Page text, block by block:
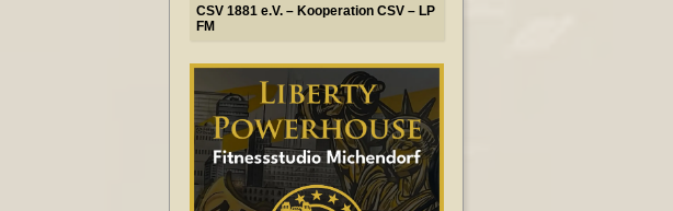
CSV 1881 e.V. – Kooperation CSV – LP
FM